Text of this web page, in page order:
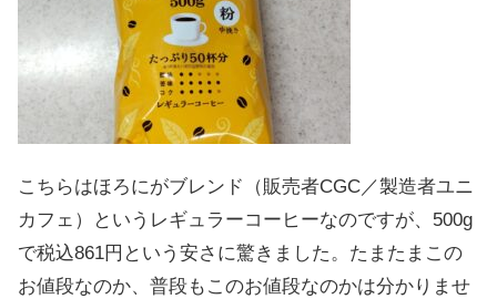
こちらはほろにがブレンド（販売者CGC／製造者ユニ
カフェ）というレギュラーコーヒーなのですが、500g
で税込861円という安さに驚きました。たまたまこの
お値段なのか、普段もこのお値段なのかは分かりませ